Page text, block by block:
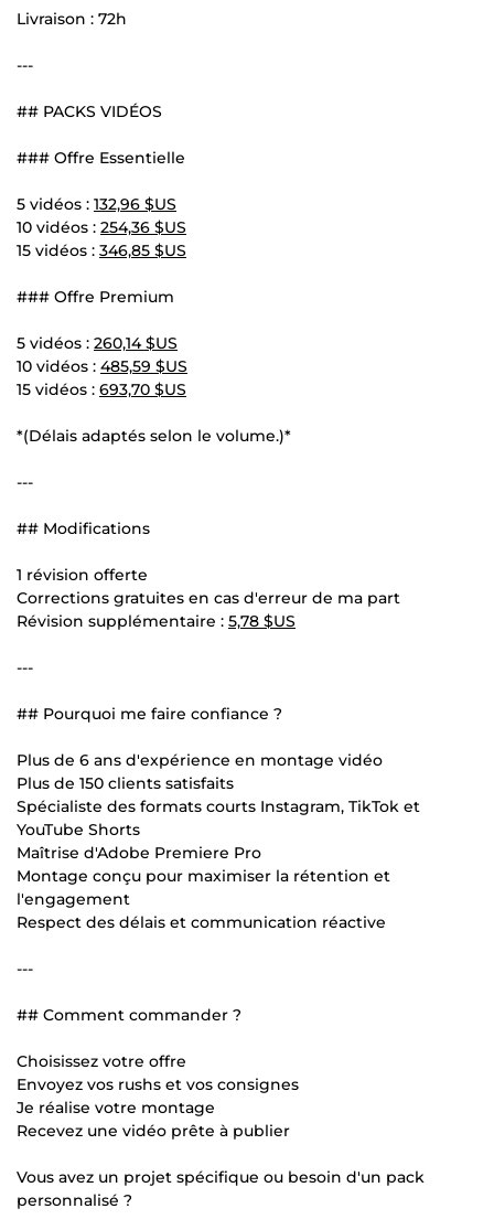
Livraison : 72h
---
## PACKS VIDÉOS
### Offre Essentielle
5 vidéos : 132,96 $US
10 vidéos : 254,36 $US
15 vidéos : 346,85 $US
### Offre Premium
5 vidéos : 260,14 $US
10 vidéos : 485,59 $US
15 vidéos : 693,70 $US
*(Délais adaptés selon le volume.)*
---
## Modifications
1 révision offerte
Corrections gratuites en cas d'erreur de ma part
Révision supplémentaire : 5,78 $US
---
## Pourquoi me faire confiance ?
Plus de 6 ans d'expérience en montage vidéo
Plus de 150 clients satisfaits
Spécialiste des formats courts Instagram, TikTok et
YouTube Shorts
Maîtrise d'Adobe Premiere Pro
Montage conçu pour maximiser la rétention et
l'engagement
Respect des délais et communication réactive
---
## Comment commander ?
Choisissez votre offre
Envoyez vos rushs et vos consignes
Je réalise votre montage
Recevez une vidéo prête à publier
Vous avez un projet spécifique ou besoin d'un pack
personnalisé ?